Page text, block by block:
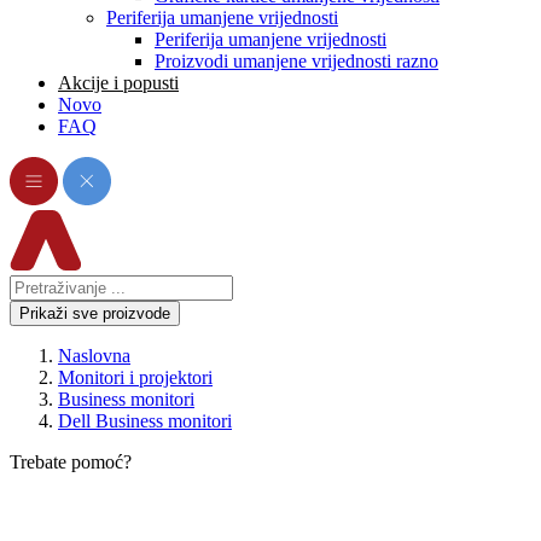
Periferija umanjene vrijednosti
Periferija umanjene vrijednosti
Proizvodi umanjene vrijednosti razno
Akcije i popusti
Novo
FAQ
Prikaži sve proizvode
Naslovna
Monitori i projektori
Business monitori
Dell Business monitori
Trebate pomoć?